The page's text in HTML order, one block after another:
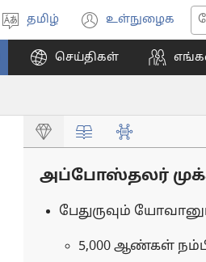
மொழியை
தேர்ந்தெடுங்கள்
தமிழ் உள்நுழைக
(opens
window)
செய்திகள்
அப்போஸ்தலர்
பேதுருவும்
5,000 ஆண்கள்